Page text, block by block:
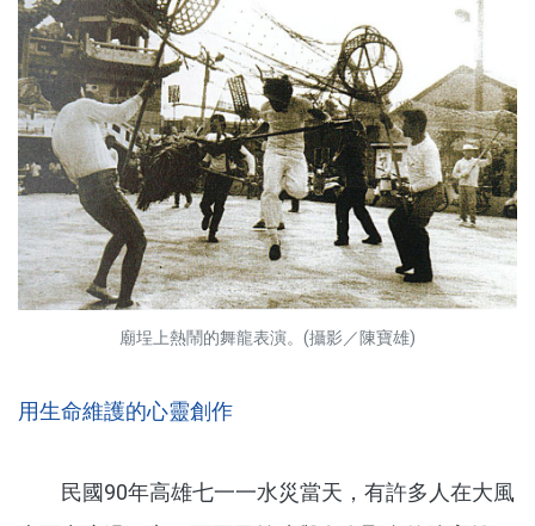
廟埕上熱鬧的舞龍表演。(攝影／陳寶雄)
用生命維護的心靈創作
民國90年高雄七一一水災當天，有許多人在大風